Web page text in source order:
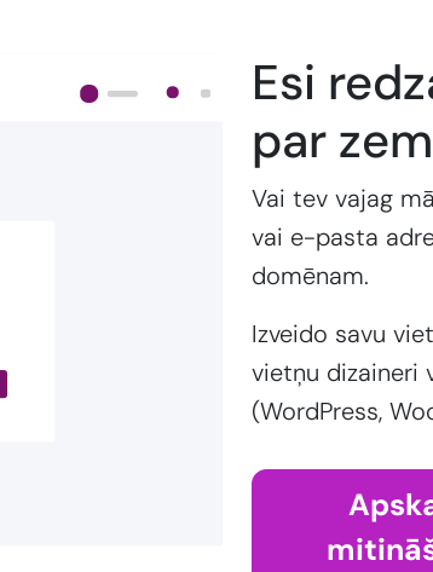
Esi
par
Vai tev vajag
vai e-pasta
domēnam.
Izveido savu
vietņu dizaineri
(WordPress,